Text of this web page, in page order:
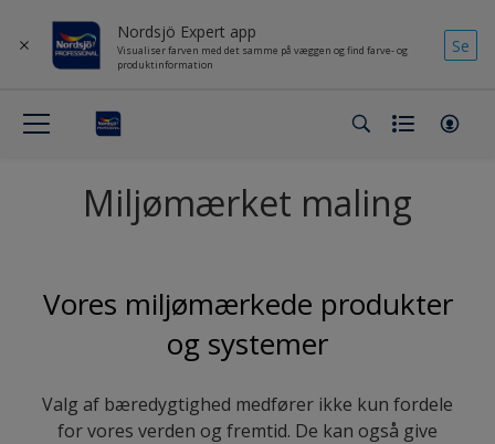
Nordsjö Expert app
Visualiser farven med det samme på væggen og find farve- og
produktinformation
Se
Miljømærket maling
Vores miljømærkede produkter
og systemer
Valg af bæredygtighed medfører ikke kun fordele
for vores verden og fremtid. De kan også give